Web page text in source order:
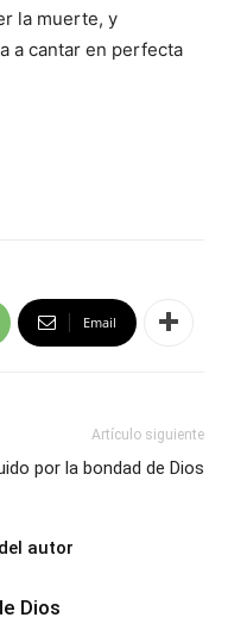
la muerte, y
a cantar en perfecta
Email
Artículo siguiente
por la bondad de Dios
autor
Dios